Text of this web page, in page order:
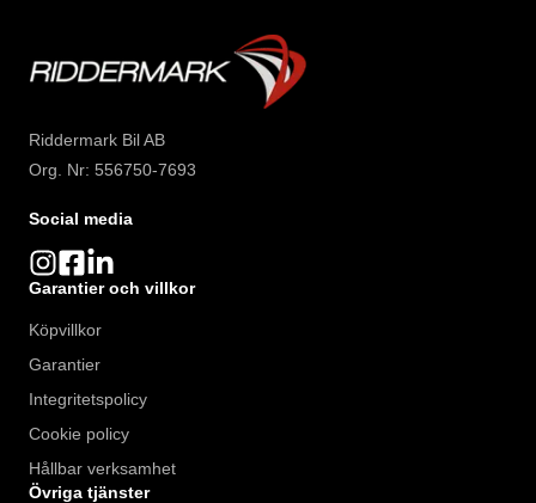
Riddermark Bil AB
Org. Nr: 556750-7693
Social media
Garantier och villkor
Köpvillkor
Garantier
Integritetspolicy
Cookie policy
Hållbar verksamhet
Övriga tjänster